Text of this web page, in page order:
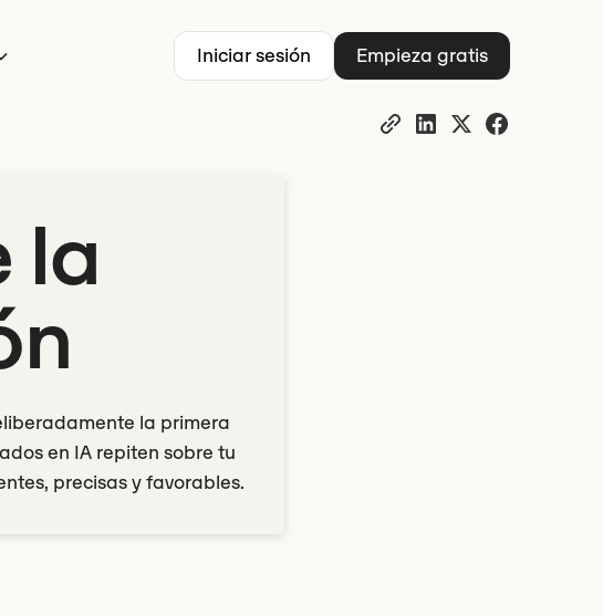
Iniciar sesión Empieza gratis
la
la primera
en IA repiten sobre tu
precisas y favorables.